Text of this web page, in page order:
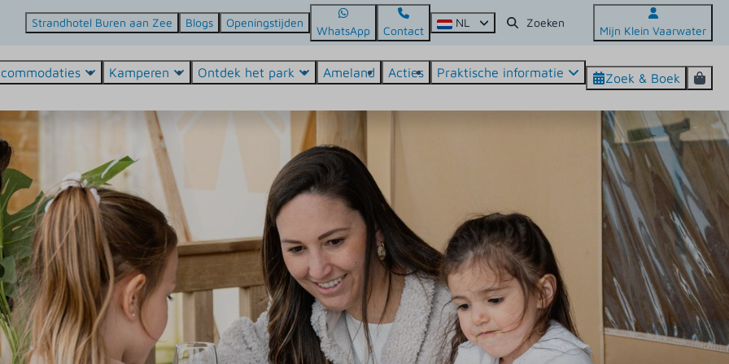
Strandhotel Buren aan Zee Blogs Openingstijden
WhatsApp Contact
NL
Mijn Klein Vaarwater
Kamperen Ontdek het park Ameland Acties Praktische informatie Zoek & Boek